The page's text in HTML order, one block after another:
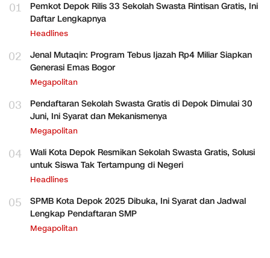
01
Pemkot Depok Rilis 33 Sekolah Swasta Rintisan Gratis, Ini
Daftar Lengkapnya
Headlines
02
Jenal Mutaqin: Program Tebus Ijazah Rp4 Miliar Siapkan
Generasi Emas Bogor
Megapolitan
03
Pendaftaran Sekolah Swasta Gratis di Depok Dimulai 30
Juni, Ini Syarat dan Mekanismenya
Megapolitan
04
Wali Kota Depok Resmikan Sekolah Swasta Gratis, Solusi
untuk Siswa Tak Tertampung di Negeri
Headlines
05
SPMB Kota Depok 2025 Dibuka, Ini Syarat dan Jadwal
Lengkap Pendaftaran SMP
Megapolitan